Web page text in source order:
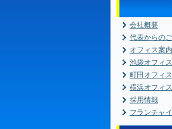
会社概要
代表からの
オフィス案内
池袋オフィス
町田オフィス
横浜オフィス
採用情報
フランチャ